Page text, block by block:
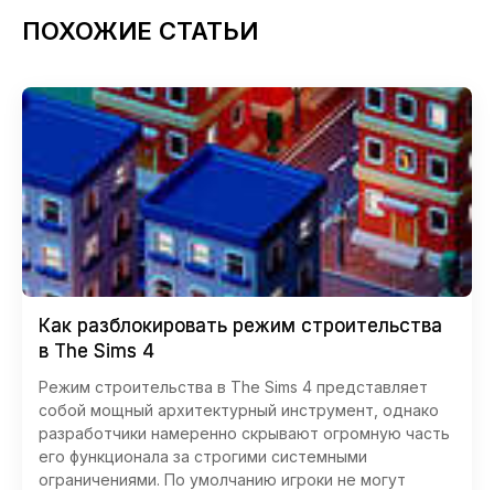
ПОХОЖИЕ СТАТЬИ
Как разблокировать режим строительства
в The Sims 4
Режим строительства в The Sims 4 представляет
собой мощный архитектурный инструмент, однако
разработчики намеренно скрывают огромную часть
его функционала за строгими системными
ограничениями. По умолчанию игроки не могут